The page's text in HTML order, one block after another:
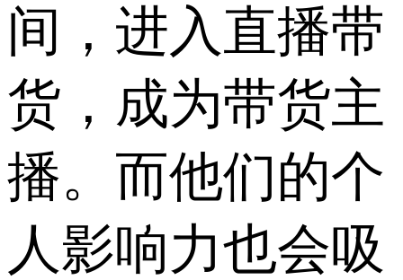
间，进入直播带
货，成为带货主
播。而他们的个
人影响力也会吸